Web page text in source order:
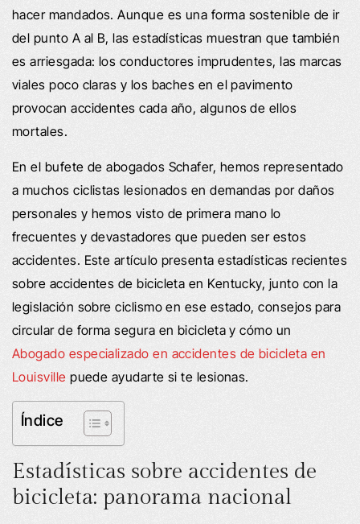
hacer mandados. Aunque es una forma sostenible de ir
del punto A al B, las estadísticas muestran que también
es arriesgada: los conductores imprudentes, las marcas
viales poco claras y los baches en el pavimento
provocan accidentes cada año, algunos de ellos
mortales.
En el bufete de abogados Schafer, hemos representado
a muchos ciclistas lesionados en demandas por daños
personales y hemos visto de primera mano lo
frecuentes y devastadores que pueden ser estos
accidentes. Este artículo presenta estadísticas recientes
sobre accidentes de bicicleta en Kentucky, junto con la
legislación sobre ciclismo en ese estado, consejos para
circular de forma segura en bicicleta y cómo un
Abogado especializado en accidentes de bicicleta en
Louisville puede ayudarte si te lesionas.
Índice
Estadísticas sobre accidentes de
bicicleta: panorama nacional